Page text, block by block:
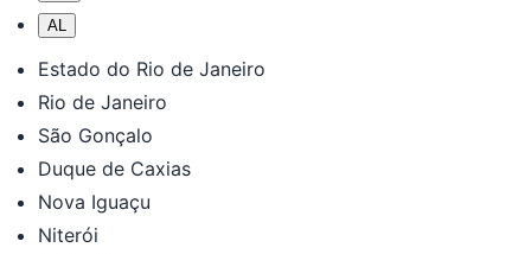
AL
Estado do Rio de Janeiro
Rio de Janeiro
São Gonçalo
Duque de Caxias
Nova Iguaçu
Niterói